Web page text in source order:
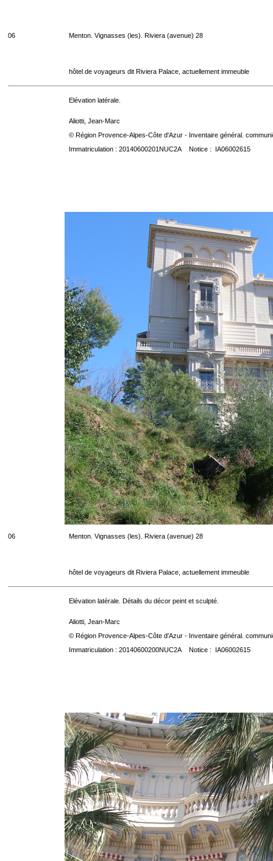
06 Menton. Vignasses (les). Riviera (avenue) 28
hôtel de voyageurs dit Riviera Palace, actuellement immeuble
Elévation latérale.
Aliotti, Jean-Marc
© Région Provence-Alpes-Côte d'Azur - Inventaire général.
Immatriculation : 20140600201NUC2A Notice : IA06002615
06 Menton. Vignasses (les). Riviera (avenue) 28
hôtel de voyageurs dit Riviera Palace, actuellement immeuble
Elévation latérale. Détails du décor peint et sculpté.
Aliotti, Jean-Marc
© Région Provence-Alpes-Côte d'Azur - Inventaire général.
Immatriculation : 20140600200NUC2A Notice : IA06002615